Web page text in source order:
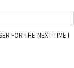
FOR THE NEXT TIME I